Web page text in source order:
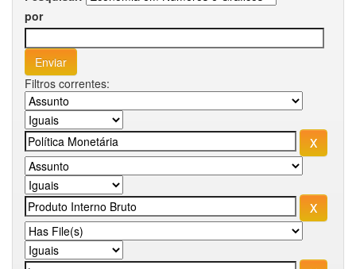
por
Filtros correntes: